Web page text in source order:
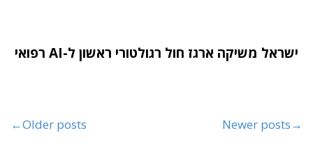
ישראל משיקה ארגז חול רגולטורי ראשון ל-AI רפואי
←Older posts Newer posts→